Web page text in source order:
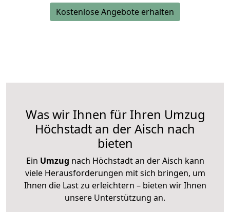
Kostenlose Angebote erhalten
Was wir Ihnen für Ihren Umzug
Höchstadt an der Aisch nach
bieten
Ein Umzug nach Höchstadt an der Aisch kann
viele Herausforderungen mit sich bringen, um
Ihnen die Last zu erleichtern – bieten wir Ihnen
unsere Unterstützung an.